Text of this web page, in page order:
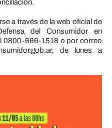
a través de la web oficial de
del Consumidor en
0800-666-1518 o por correo
de lunes a